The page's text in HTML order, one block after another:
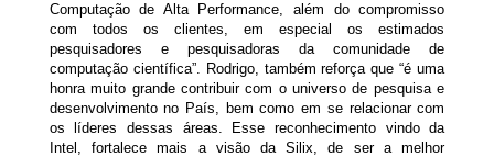
Computação de Alta Performance, além do compromisso
com todos os clientes, em especial os estimados
pesquisadores e pesquisadoras da comunidade de
computação científica”. Rodrigo, também reforça que “é uma
honra muito grande contribuir com o universo de pesquisa e
desenvolvimento no País, bem como em se relacionar com
os líderes dessas áreas. Esse reconhecimento vindo da
Intel, fortalece mais a visão da Silix, de ser a melhor